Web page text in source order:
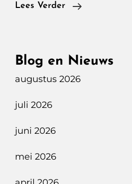
Lees Verder
Eurostar
Comfortabel,
Blog en Nieuws
augustus 2026
juli 2026
juni 2026
mei 2026